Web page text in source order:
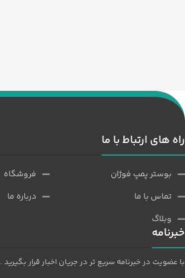
راه های ارتباط با ما
بوستر پمپ فوژان
تماس با ما
وبلاگ
فروشگاه
درباره ما
خبرنامه
با عضویت در خبرنامه سریع تر در جریان اخبار قرار بگیرید .